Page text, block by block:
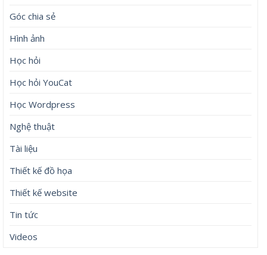
Góc chia sẻ
Hình ảnh
Học hỏi
Học hỏi YouCat
Học Wordpress
Nghệ thuật
Tài liệu
Thiết kế đồ họa
Thiết kế website
Tin tức
Videos